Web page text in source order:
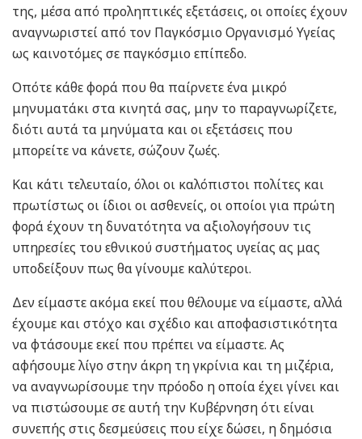
της, μέσα από προληπτικές εξετάσεις, οι οποίες έχουν
αναγνωριστεί από τον Παγκόσμιο Οργανισμό Υγείας
ως καινοτόμες σε παγκόσμιο επίπεδο.
Οπότε κάθε φορά που θα παίρνετε ένα μικρό
μηνυματάκι στα κινητά σας, μην το παραγνωρίζετε,
διότι αυτά τα μηνύματα και οι εξετάσεις που
μπορείτε να κάνετε, σώζουν ζωές.
Και κάτι τελευταίο, όλοι οι καλόπιστοι πολίτες και
πρωτίστως οι ίδιοι οι ασθενείς, οι οποίοι για πρώτη
φορά έχουν τη δυνατότητα να αξιολογήσουν τις
υπηρεσίες του εθνικού συστήματος υγείας ας μας
υποδείξουν πως θα γίνουμε καλύτεροι.
Δεν είμαστε ακόμα εκεί που θέλουμε να είμαστε, αλλά
έχουμε και στόχο και σχέδιο και αποφασιστικότητα
να φτάσουμε εκεί που πρέπει να είμαστε. Ας
αφήσουμε λίγο στην άκρη τη γκρίνια και τη μιζέρια,
να αναγνωρίσουμε την πρόοδο η οποία έχει γίνει και
να πιστώσουμε σε αυτή την Κυβέρνηση ότι είναι
συνεπής στις δεσμεύσεις που είχε δώσει, η δημόσια